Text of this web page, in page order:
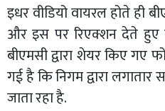
इधर वीडियो वायरल होते ही
और इस पर रिएक्शन देते हुए
बीएमसी द्वारा शेयर किए गए
गई है कि निगम द्वारा
जाता रहा है.